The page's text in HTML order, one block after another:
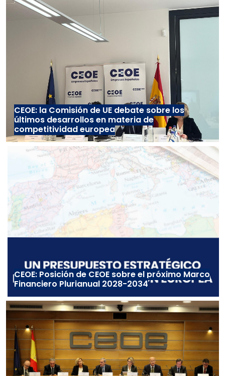
CEOE: la Comisión de UE debate sobre los
últimos desarrollos en materia de
competitividad europea
CEOE: Posición de CEOE sobre el próximo Marco
Financiero Plurianual 2028-2034